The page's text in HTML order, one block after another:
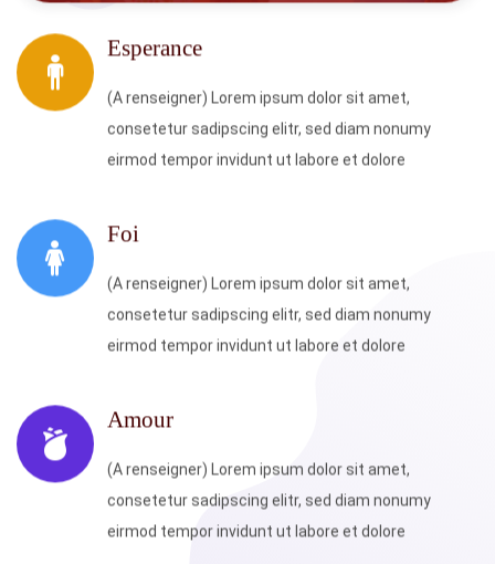
Esperance
(A renseigner) Lorem ipsum dolor sit amet,
consetetur sadipscing elitr, sed diam nonumy
eirmod tempor invidunt ut labore et dolore
Foi
(A renseigner) Lorem ipsum dolor sit amet,
consetetur sadipscing elitr, sed diam nonumy
eirmod tempor invidunt ut labore et dolore
Amour
(A renseigner) Lorem ipsum dolor sit amet,
consetetur sadipscing elitr, sed diam nonumy
eirmod tempor invidunt ut labore et dolore